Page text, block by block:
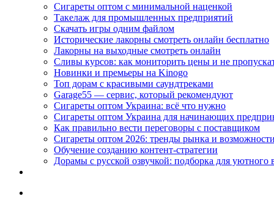
Сигареты оптом с минимальной наценкой
Такелаж для промышленных предприятий
Скачать игры одним файлом
Исторические лакорны смотреть онлайн бесплатно
Лакорны на выходные смотреть онлайн
Сливы курсов: как мониторить цены и не
Новинки и премьеры на Kinogo
Топ дорам с красивыми саундтреками
Garage55 — сервис, который рекомендуют
Сигареты оптом Украина: всё что нужно
Сигареты оптом Украина для начинающих
Как правильно вести переговоры с поставщиком
Сигареты оптом 2026: тренды рынка и возможности
Обучение созданию контент-стратегии
Дорамы с русской озвучкой: подборка для уютного